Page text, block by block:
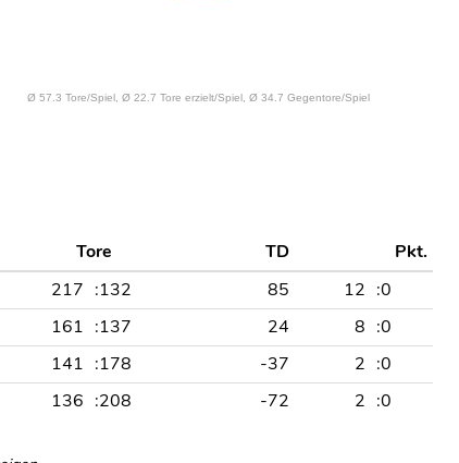
Tore TD
Pkt.
217 :132 85 12 :0
161 :137 24 8 :0
141 :178 -37 2 :0
136 :208 -72 2 :0